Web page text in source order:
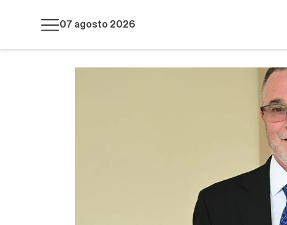
07 agosto 2026